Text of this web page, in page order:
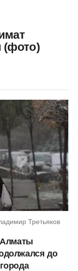
(фото)
Третьяков
Алматы
до